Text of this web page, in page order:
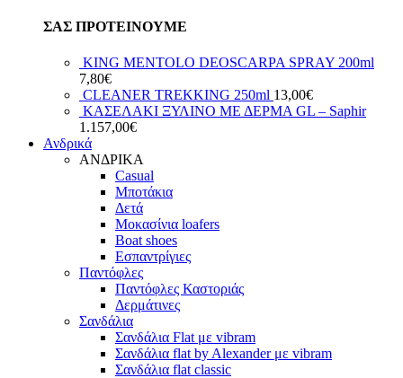
ΣΑΣ ΠΡΟΤΕΙΝΟΥΜΕ
KING MENTOLO DEOSCARPA SPRAY 200ml
7,80€
CLEANER TREKKING 250ml 13,00€
ΚΑΣΕΛΑΚΙ ΞΥΛΙΝΟ ΜΕ ΔΕΡΜΑ GL – Saphir
1.157,00€
Ανδρικά
ΑΝΔΡΙΚΑ
Casual
Μποτάκια
Δετά
Μοκασίνια loafers
Boat shoes
Εσπαντρίγιες
Παντόφλες
Παντόφλες Καστοριάς
Δερμάτινες
Σανδάλια
Σανδάλια Flat με vibram
Σανδάλια flat by Alexander με vibram
Σανδάλια flat classic